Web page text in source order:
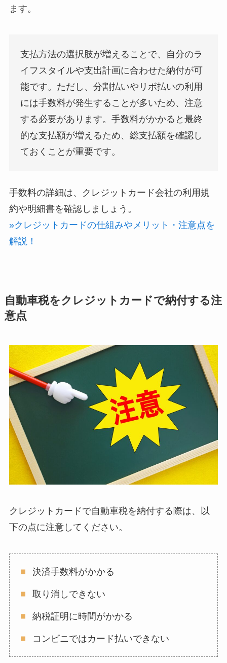
ます。
支払方法の選択肢が増えることで、自分のラ
イフスタイルや支出計画に合わせた納付が可
能です。ただし、分割払いやリボ払いの利用
には手数料が発生することが多いため、注意
する必要があります。手数料がかかると最終
的な支払額が増えるため、総支払額を確認し
ておくことが重要です。
手数料の詳細は、クレジットカード会社の利用規
約や明細書を確認しましょう。
»クレジットカードの仕組みやメリット・注意点を
解説！
自動車税をクレジットカードで納付する注
意点
クレジットカードで自動車税を納付する際は、以
下の点に注意してください。
決済手数料がかかる
取り消しできない
納税証明に時間がかかる
コンビニではカード払いできない